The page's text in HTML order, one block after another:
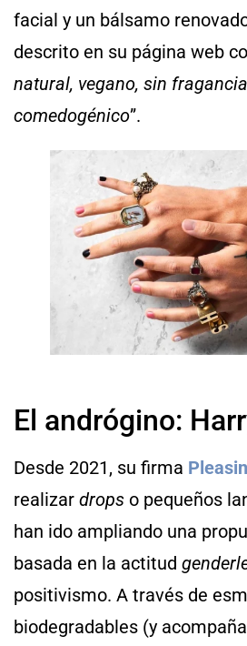
facial y un bálsamo
descrito en su página web
natural, vegano, sin
comedogénico”.
El andrógino:
Desde 2021, su firma
realizar drops o pequeños
han ido ampliando una
basada en la actitud
positivismo. A través de
biodegradables (y